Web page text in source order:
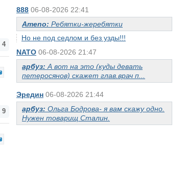
888 06-08-2026 22:41
Ameno: Ребятки-жеребятки
Но не под седлом и без узды!!!
NATO 06-08-2026 21:47
арбуз: А вот на это (куды девать
петеросянов) скажет глав.врач п...
Эредин 06-08-2026 21:44
арбуз: Ольга Бодрова- я вам скажу одно.
Нужен товарищ Сталин.
4
9